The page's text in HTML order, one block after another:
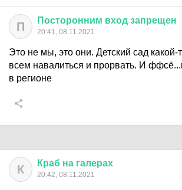
П Посторонним вход запрещен
20:41, 08.11.2021
Это не мы, это они. Детский сад какой-
всем навалиться и прорвать. И
в регионе
К Краб на галерах
20:42, 08.11.2021